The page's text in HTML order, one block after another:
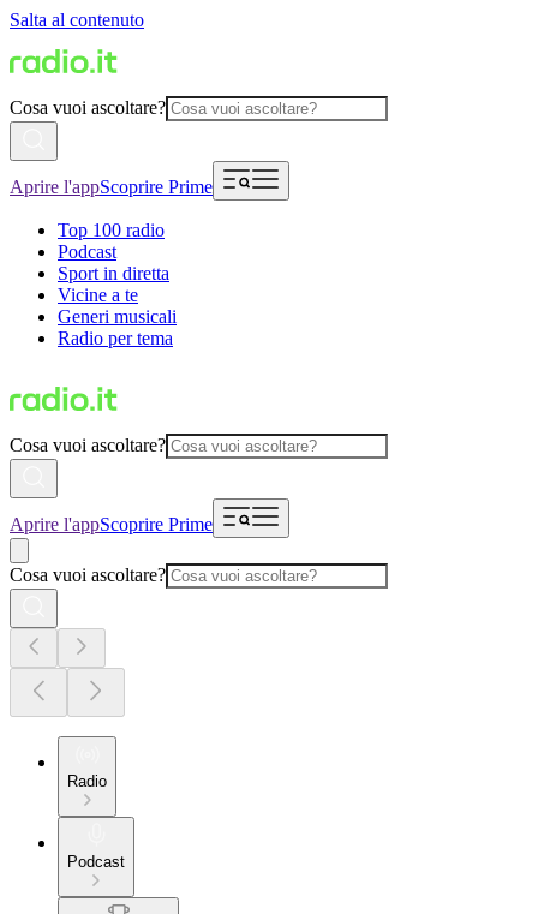
Salta al contenuto
Cosa vuoi ascoltare?
Aprire l'appScoprire Prime
Top 100 radio
Podcast
Sport in diretta
Vicine a te
Generi musicali
Radio per tema
Cosa vuoi ascoltare?
Aprire l'appScoprire Prime
Cosa vuoi ascoltare?
Radio
Podcast